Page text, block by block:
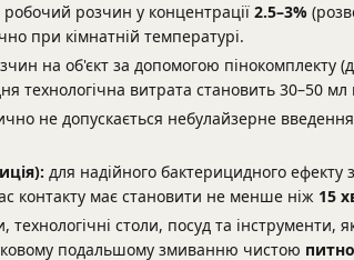
робочий розчин у концентрації 2.5–3%
при кімнатній температурі.
на об'єкт за допомогою пінокомплекту
технологічна витрата становить 30–50 мл
не допускається небулайзерне
для надійного бактерицидного ефекту
контакту має становити не менше ніж 15
технологічні столи, посуд та
подальшому змиванню чистою